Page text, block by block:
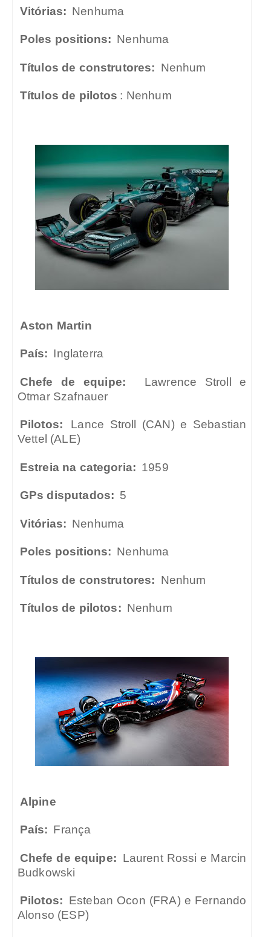
Vitórias: Nenhuma
Poles positions: Nenhuma
Títulos de construtores: Nenhum
Títulos de pilotos : Nenhum
Aston Martin
País: Inglaterra
Chefe de equipe:
Lawrence Stroll e
Otmar Szafnauer
Pilotos:
Lance Stroll (CAN) e Sebastian
Vettel (ALE)
Estreia na categoria: 1959
GPs disputados: 5
Vitórias: Nenhuma
Poles positions: Nenhuma
Títulos de construtores: Nenhum
Títulos de pilotos: Nenhum
Alpine
País: França
Chefe de equipe: Laurent Rossi e Marcin
Budkowski
Pilotos: Esteban Ocon (FRA) e Fernando
Alonso (ESP)